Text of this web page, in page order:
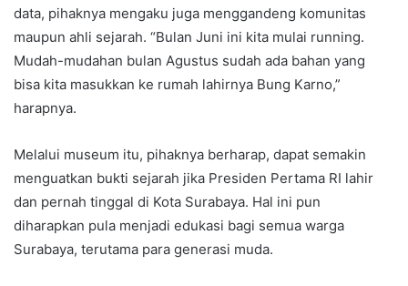
data, pihaknya mengaku juga menggandeng komunitas
maupun ahli sejarah. “Bulan Juni ini kita mulai running.
Mudah-mudahan bulan Agustus sudah ada bahan yang
bisa kita masukkan ke rumah lahirnya Bung Karno,”
harapnya.
Melalui museum itu, pihaknya berharap, dapat semakin
menguatkan bukti sejarah jika Presiden Pertama RI lahir
dan pernah tinggal di Kota Surabaya. Hal ini pun
diharapkan pula menjadi edukasi bagi semua warga
Surabaya, terutama para generasi muda.